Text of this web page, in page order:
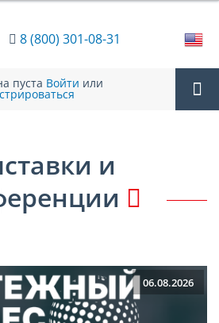
8 (800) 301-08-31
пуста Войти или
и
06.08.2026